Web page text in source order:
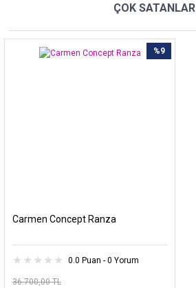
ÇOK SATANLAR
%9
Carmen Concept Ranza
0.0 Puan - 0 Yorum
36.700,00 TL